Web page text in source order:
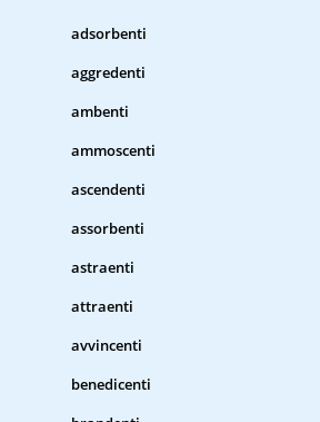
adsorbenti
aggredenti
ambenti
ammoscenti
ascendenti
assorbenti
astraenti
attraenti
avvincenti
benedicenti